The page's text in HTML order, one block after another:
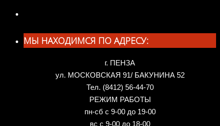
МЫ НАХОДИМСЯ ПО АДРЕСУ:
г. ПЕНЗА
ул. МОСКОВСКАЯ 91/ БАКУНИНА 52
Тел. (8412) 56-44-70
РЕЖИМ РАБОТЫ
пн-сб с 9-00 до 19-00
вс с 9-00 до 18-00